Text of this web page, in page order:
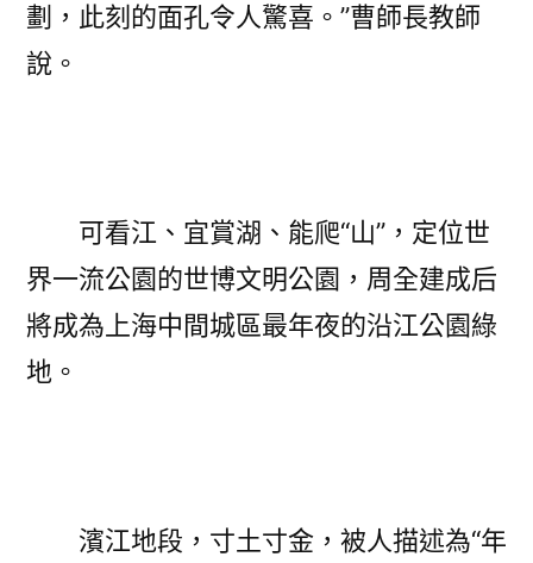
劃，此刻的面孔令人驚喜。”曹師長教師
說。
可看江、宜賞湖、能爬“山”，定位世
界一流公園的世博文明公園，周全建成后
將成為上海中間城區最年夜的沿江公園綠
地。
濱江地段，寸土寸金，被人描述為“年